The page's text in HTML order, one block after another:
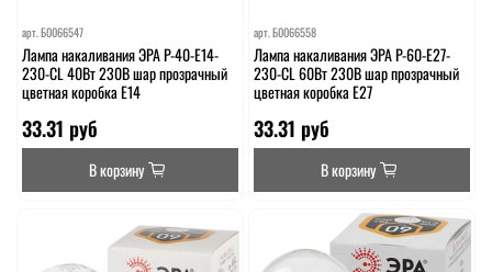
арт.Б0066547
Лампа накаливания ЭРА P-40-E14-
230-CL 40Вт 230В шар прозрачный
цветная коробка Е14
33.31 руб
В корзину
арт. Б0066558
Лампа накаливания ЭРА P-60-E27-
230-CL 60Вт 230В шар прозрачный
цветная коробка Е27
33.31 руб
В корзину